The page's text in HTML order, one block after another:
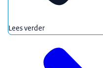
Lees verder